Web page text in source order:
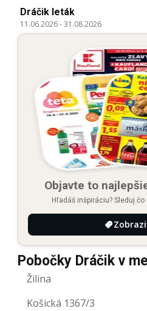
Dráčik leták
11.06.2026-31.08.2026
Objavte to
Hľadáš inšpiráciu? Sleduj
Pobočky Dráčik v
Žilina
Košická 1367/3